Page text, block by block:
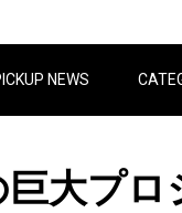
NEWS
大プ